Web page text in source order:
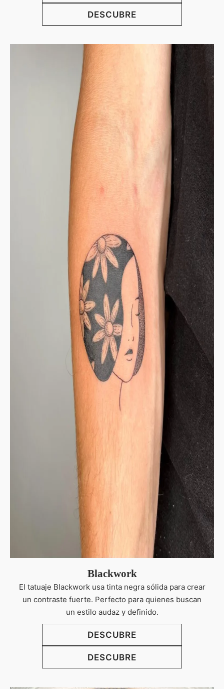
DESCUBRE
Blackwork
El tatuaje Blackwork usa tinta negra sólida para crear
un contraste fuerte. Perfecto para quienes buscan
un estilo audaz y definido.
DESCUBRE
DESCUBRE